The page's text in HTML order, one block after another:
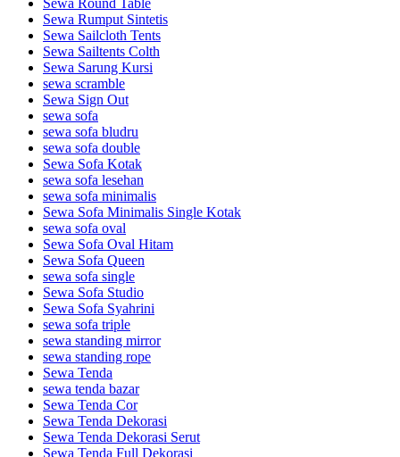
Sewa Round Table
Sewa Rumput Sintetis
Sewa Sailcloth Tents
Sewa Sailtents Colth
Sewa Sarung Kursi
sewa scramble
Sewa Sign Out
sewa sofa
sewa sofa bludru
sewa sofa double
Sewa Sofa Kotak
sewa sofa lesehan
sewa sofa minimalis
Sewa Sofa Minimalis Single Kotak
sewa sofa oval
Sewa Sofa Oval Hitam
Sewa Sofa Queen
sewa sofa single
Sewa Sofa Studio
Sewa Sofa Syahrini
sewa sofa triple
sewa standing mirror
sewa standing rope
Sewa Tenda
sewa tenda bazar
Sewa Tenda Cor
Sewa Tenda Dekorasi
Sewa Tenda Dekorasi Serut
Sewa Tenda Full Dekorasi